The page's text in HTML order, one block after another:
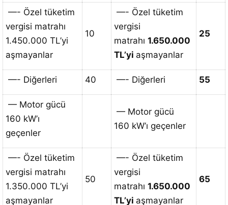
—- Özel tüketim
vergisi matrahı
1.450.000 TL’yi
aşmayanlar
10
—- Özel tüketim
vergisi
matrahı 1.650.000
TL’yi aşmayanlar
25
—- Diğerleri 40 —- Diğerleri 55
— Motor gücü
160 kW’ı
geçenler
— Motor gücü
160 kW’ı geçenler
—- Özel tüketim
vergisi matrahı
1.350.000 TL’yi
aşmayanlar
50
—- Özel tüketim
vergisi
matrahı 1.650.000
TL’yi aşmayanlar
65